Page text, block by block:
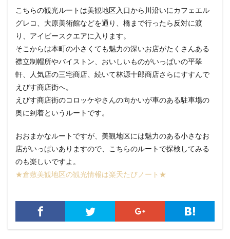
こちらの観光ルートは美観地区入口から川沿いにカフェエル
グレコ、大原美術館などを通り、橋まで行ったら反対に渡
り、アイビースクエアに入ります。
そこからは本町の小さくても魅力の深いお店がたくさんある
襟立制帽所やバイストン、おいしいものがいっぱいの平翠
軒、人気店の三宅商店、続いて林源十郎商店さらにすすんで
えびす商店街へ。
えびす商店街のコロッケやさんの向かいが車のある駐車場の
奥に到着というルートです。
おおまかなルートですが、美観地区には魅力のある小さなお
店がいっぱいありますので、こちらのルートで探検してみる
のも楽しいですよ。
★倉敷美観地区の観光情報は楽天たびノート★